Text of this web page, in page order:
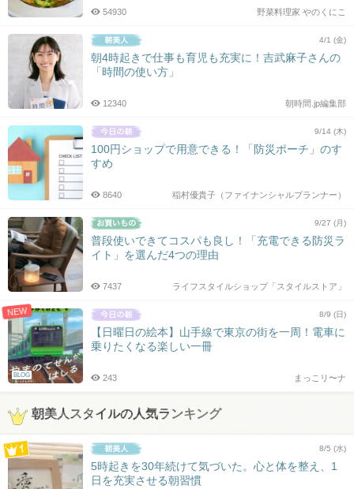
野菜料理家 やのくにこ
54930
4/1 (金)
朝4時起きで仕事も育児も充実に！吉武麻子さんの
「時間の使い方」
朝時間.jp編集部
12340
9/14 (木)
100円ショップで用意できる！「防災ポーチ」のす
すめ
稲村優貴子（ファイナンシャルプランナー）
8640
9/27 (月)
普段使いできてコスパも良し！「充電できる防災ラ
イト」を選んだ4つの理由
ライフスタイルショップ「スタイルストア」
7437
NEW
BLOG
8/9 (日)
【日曜日の絵本】山手線で東京の街を一周！電車に
乗りたくなる楽しい一冊
まっこリ〜ナ
243
朝美人スタイルの人気ランキング
8/5 (水)
5時起きを30年続けて気づいた。心と体を整え、1
日を充実させる朝習慣